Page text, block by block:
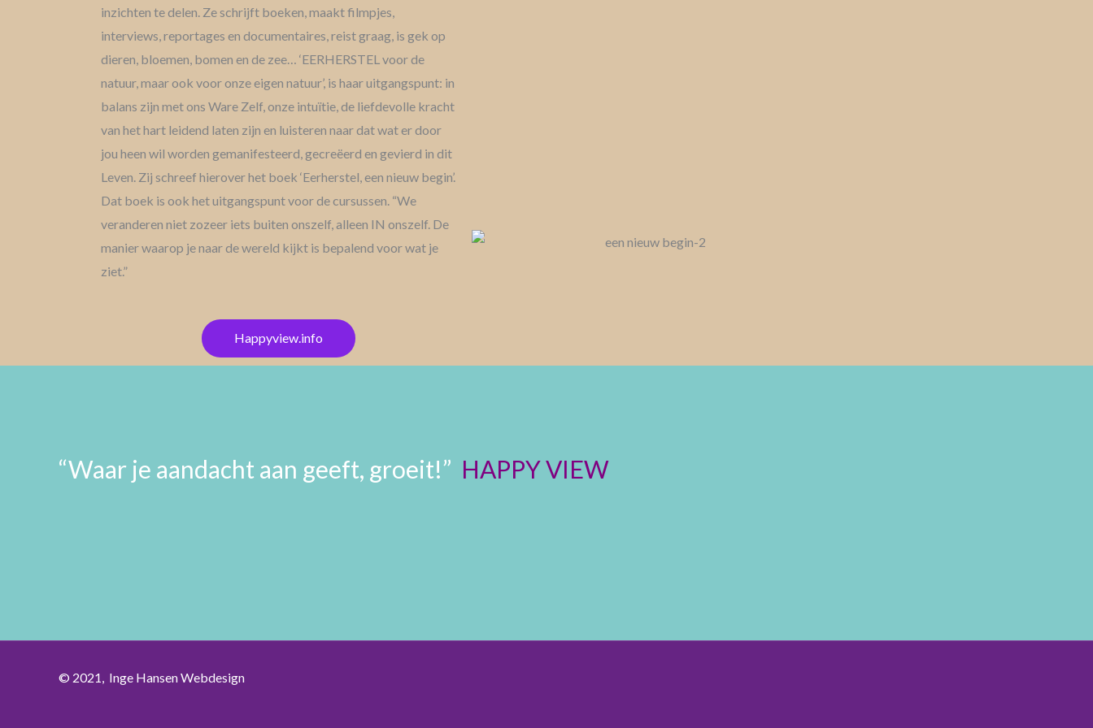
inzichten te delen. Ze schrijft boeken, maakt filmpjes,
interviews, reportages en documentaires, reist graag, is gek op
dieren, bloemen, bomen en de zee… ‘EERHERSTEL voor de
natuur, maar ook voor onze eigen natuur’, is haar uitgangspunt: in
balans zijn met ons Ware Zelf, onze intuïtie, de liefdevolle kracht
van het hart leidend laten zijn en luisteren naar dat wat er door
jou heen wil worden gemanifesteerd, gecreëerd en gevierd in dit
Leven. Zij schreef hierover het boek ‘Eerherstel, een nieuw begin’.
Dat boek is ook het uitgangspunt voor de cursussen. “We
veranderen niet zozeer iets buiten onszelf, alleen IN onszelf. De
manier waarop je naar de wereld kijkt is bepalend voor wat je
ziet.”
Happyview.info
“Waar je aandacht aan geeft, groeit!” HAPPY VIEW
© 2021, Inge Hansen Webdesign